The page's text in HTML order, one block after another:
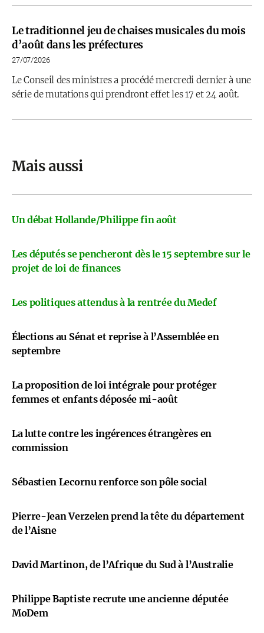
Le traditionnel jeu de chaises musicales du mois
d’août dans les préfectures
27/07/2026
Le Conseil des ministres a procédé mercredi dernier à une
série de mutations qui prendront effet les 17 et 24 août.
Mais aussi
Un débat Hollande/Philippe fin août
Les députés se pencheront dès le 15 septembre sur le
projet de loi de finances
Les politiques attendus à la rentrée du Medef
Élections au Sénat et reprise à l’Assemblée en
septembre
La proposition de loi intégrale pour protéger
femmes et enfants déposée mi-août
La lutte contre les ingérences étrangères en
commission
Sébastien Lecornu renforce son pôle social
Pierre-Jean Verzelen prend la tête du département
de l’Aisne
David Martinon, de l’Afrique du Sud à l’Australie
Philippe Baptiste recrute une ancienne députée
MoDem